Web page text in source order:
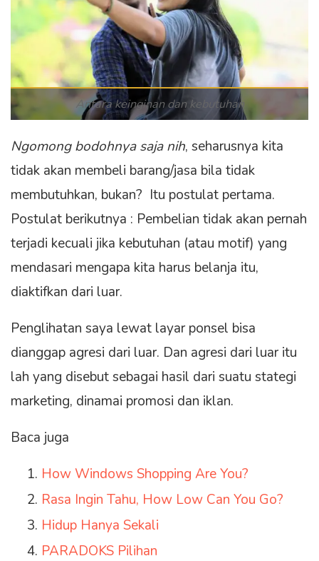
Antara keinginan dan kebutuhan
Ngomong bodohnya saja nih, seharusnya kita
tidak akan membeli barang/jasa bila tidak
membutuhkan, bukan? Itu postulat pertama.
Postulat berikutnya : Pembelian tidak akan pernah
terjadi kecuali jika kebutuhan (atau motif) yang
mendasari mengapa kita harus belanja itu,
diaktifkan dari luar.
Penglihatan saya lewat layar ponsel bisa
dianggap agresi dari luar. Dan agresi dari luar itu
lah yang disebut sebagai hasil dari suatu stategi
marketing, dinamai promosi dan iklan.
Baca juga
How Windows Shopping Are You?
Rasa Ingin Tahu, How Low Can You Go?
Hidup Hanya Sekali
PARADOKS Pilihan